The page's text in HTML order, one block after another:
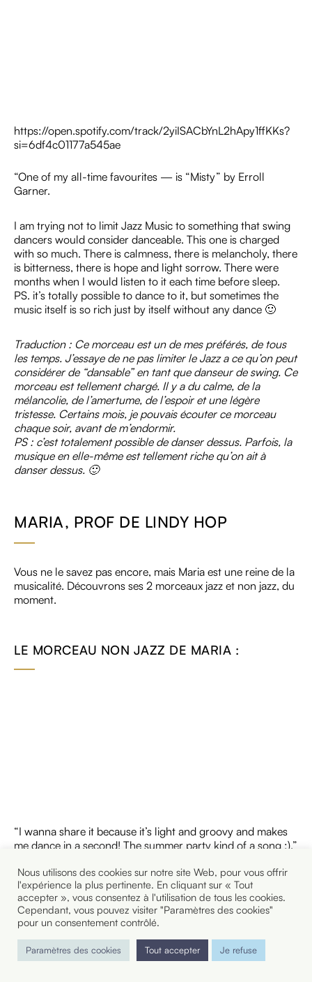
https://open.spotify.com/track/2yiISACbYnL2hApy1ffKKs?
si=6df4c01177a545ae
“One of my all-time favourites — is “Misty” by Erroll
Garner.
I am trying not to limit Jazz Music to something that swing
dancers would consider danceable. This one is charged
with so much. There is calmness, there is melancholy, there
is bitterness, there is hope and light sorrow. There were
months when I would listen to it each time before sleep.
PS. it’s totally possible to dance to it, but sometimes the
music itself is so rich just by itself without any dance 🙂
Traduction : Ce morceau est un de mes préférés, de tous
les temps. J’essaye de ne pas limiter le Jazz a ce qu’on peut
considérer de “dansable” en tant que danseur de swing. Ce
morceau est tellement chargé. Il y a du calme, de la
mélancolie, de l’amertume, de l’espoir et une légère
tristesse. Certains mois, je pouvais écouter ce morceau
chaque soir, avant de m’endormir.
PS : c’est totalement possible de danser dessus. Parfois, la
musique en elle-même est tellement riche qu’on ait à
danser dessus. 🙂
MARIA, PROF DE LINDY HOP
Vous ne le savez pas encore, mais Maria est une reine de la
musicalité. Découvrons ses 2 morceaux jazz et non jazz, du
moment.
LE MORCEAU NON JAZZ DE MARIA :
“I wanna share it because it’s light and groovy and makes
me dance in a second! The summer party kind of a song :).”
Traduction : je partage ce morceau parce qu’il est léger et
groovy et me donne envie de danser en une seconde !
C’est la chanson pour les soirées d’été.”
LE MORCEAU JAZZ DE MARIA :
Nous utilisons des cookies sur notre site Web, pour vous offrir
l'expérience la plus pertinente. En cliquant sur « Tout
accepter », vous consentez à l'utilisation de tous les cookies.
Cependant, vous pouvez visiter "Paramètres des cookies"
pour un consentement contrôlé.
Paramètres des cookies Tout accepter Je refuse